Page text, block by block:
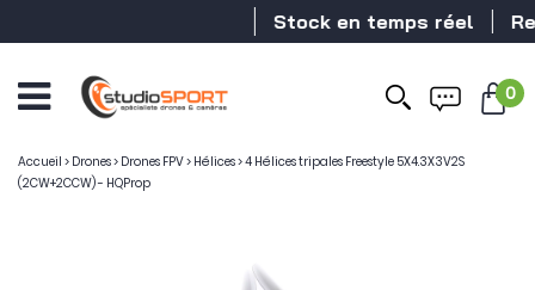
Stock en temps réel
0
Accueil > Drones> Drones FPV> Hélices>4 Hélices tripales Freestyle 5X4.3X3V2S
(2CW+2CCW) - HQProp